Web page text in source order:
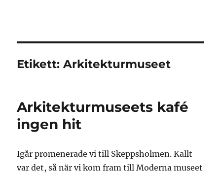
Etikett:Arkitekturmuseet
Arkitekturmuseets kafé
ingen hit
Igår promenerade vi till Skeppsholmen. Kallt
var det, så när vi kom fram till Moderna museet